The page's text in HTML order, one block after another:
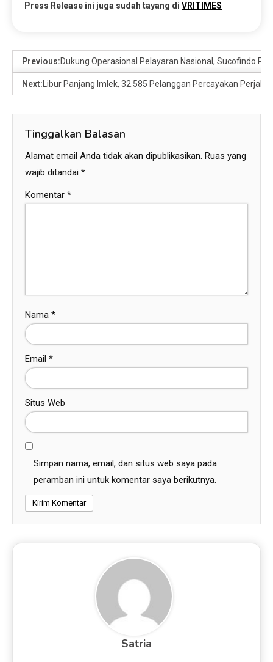
Press Release ini juga sudah tayang di VRITIMES
Previous:Dukung Operasional Pelayaran Nasional, Sucofindo
Next: Libur Panjang Imlek, 32.585 Pelanggan Percayakan
Tinggalkan Balasan
Alamat email Anda tidak akan dipublikasikan. Ruas yang
wajib ditandai *
Komentar *
Nama *
Email *
Situs Web
Simpan nama, email, dan situs web saya pada
peramban ini untuk komentar saya berikutnya.
Satria